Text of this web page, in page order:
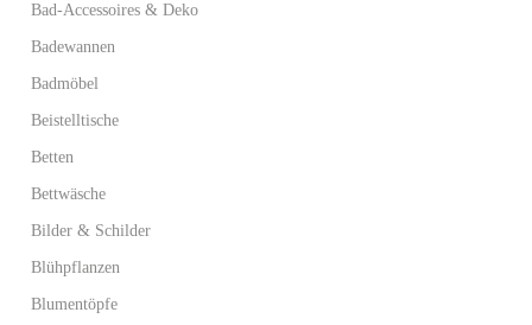
Bad-Accessoires & Deko
Badewannen
Badmöbel
Beistelltische
Betten
Bettwäsche
Bilder & Schilder
Blühpflanzen
Blumentöpfe